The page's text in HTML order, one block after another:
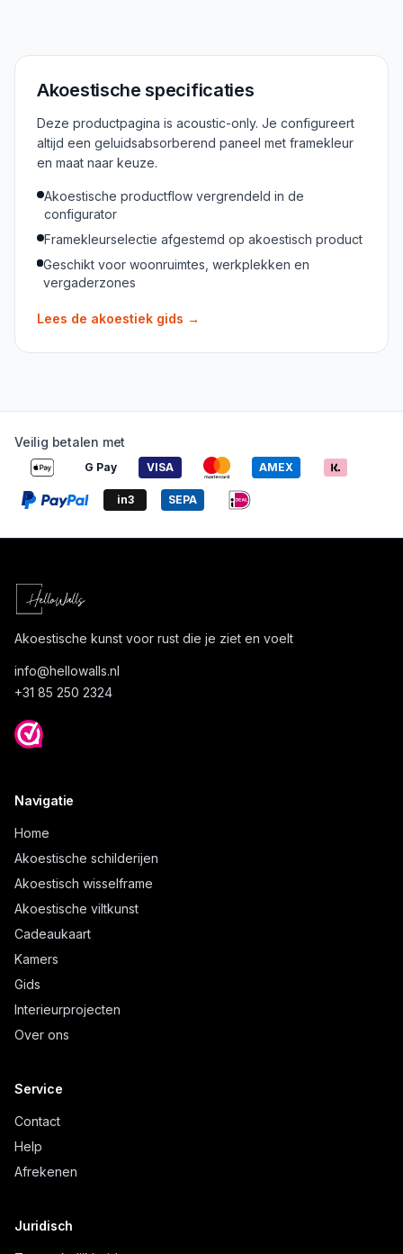
Akoestische specificaties
Deze productpagina is acoustic-only. Je configureert
altijd een geluidsabsorberend paneel met framekleur
en maat naar keuze.
Akoestische productflow vergrendeld in de
configurator
Framekleurselectie afgestemd op akoestisch product
Geschikt voor woonruimtes, werkplekken en
vergaderzones
Lees de akoestiek gids →
Veilig betalen met
G Pay VISA AMEX
in3 SEPA
Akoestische kunst voor rust die je ziet en voelt
info@hellowalls.nl
+31 85 250 2324
Navigatie
Home
Akoestische schilderijen
Akoestisch wisselframe
Akoestische viltkunst
Cadeaukaart
Kamers
Gids
Interieurprojecten
Over ons
Service
Contact
Help
Afrekenen
Juridisch